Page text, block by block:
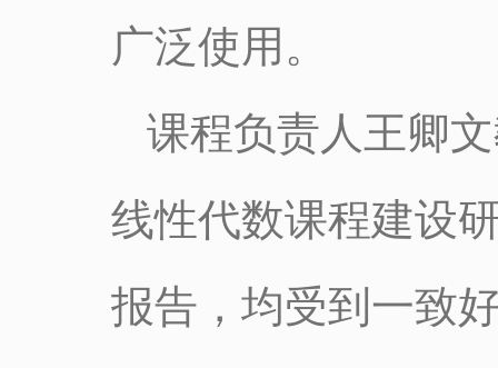
广泛使用。
课程负责人王卿
线性代数课程建设
报告，均受到一致